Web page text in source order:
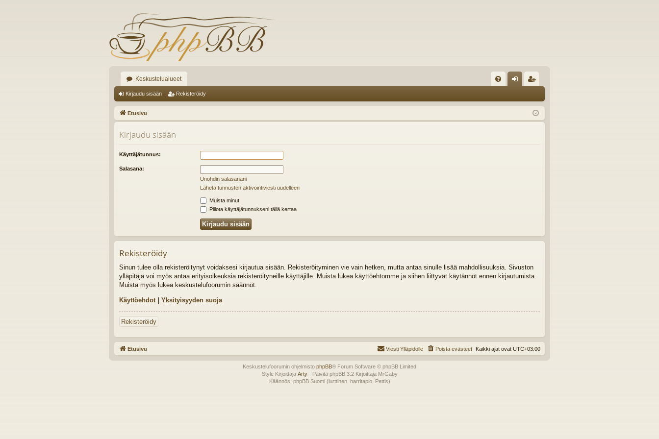
Keskustelualueet
K
K
au
du
ist
er
Kirjaudu sisään Rekisteröidy
Etusivu
Kirjaudu sisään
Käyttäjätunnus:
Salasana:
Unohdin salasanani
Lähetä tunnusten aktivointiviesti uudelleen
Muista minut
Piilota käyttäjätunnukseni tällä kertaa
Rekisteröidy
Sinun tulee olla rekisteröitynyt voidaksesi kirjautua sisään. Rekisteröityminen vie vain hetken, mutta antaa sinulle lisää mahdollisuuksia. Sivuston
ylläpitäjä voi myös antaa erityisoikeuksia rekisteröityneille käyttäjille. Muista lukea käyttöehtomme ja siihen liittyvät käytännöt ennen kirjautumista.
Muista myös lukea keskustelufoorumin säännöt.
Käyttöehdot | Yksityisyyden suoja
Rekisteröidy
Etusivu Kaikki ajat ovat UTC+03:00
Poista evästeet
Viesti Ylläpidolle
Keskustelufoorumin ohjelmisto phpBB® Forum Software © phpBB Limited
Style Kirjoittaja Arty- Päivitä phpBB 3.2 Kirjoittaja MrGaby
Käännös: phpBB Suomi (lurttinen, harritapio, Pettis)